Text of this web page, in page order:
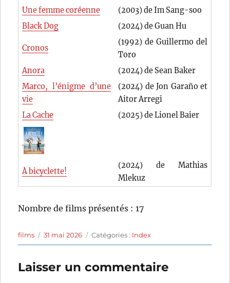
Une femme coréenne
(2003) de Im Sang-soo
Black Dog
(2024) de Guan Hu
Cronos
(1992) de Guillermo del
Toro
Anora
(2024) de Sean Baker
Marco, l’énigme d’une
vie
(2024) de Jon Garaño et
Aitor Arregi
La Cache
(2025) de Lionel Baier
À bicyclette!
(2024) de Mathias
Mlekuz
Nombre de films présentés : 17
Auteur
films
Publié
le
31 mai 2026 Catégories
Catégories : Index
Laisser un commentaire